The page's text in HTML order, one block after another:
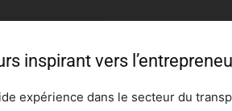
inspirant vers
expérience dans le secteur du